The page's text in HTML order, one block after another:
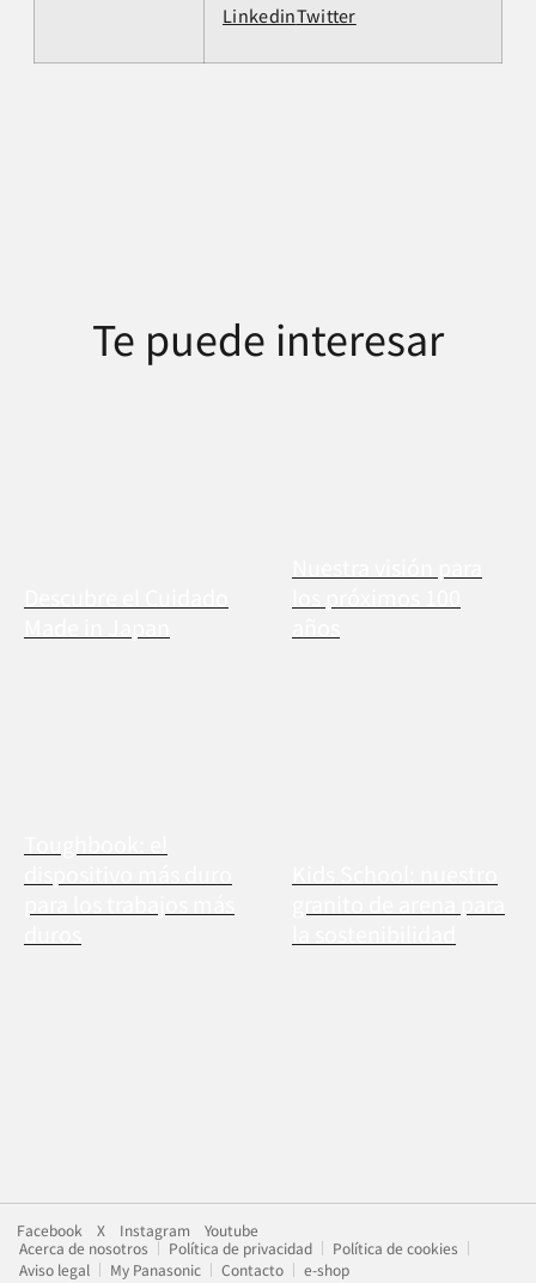
LinkedinTwitter
Te puede interesar
Facebook X Instagram
Youtube
Acerca de nosotros
Política de privacidad
Política de cookies
Aviso legal
My Panasonic Contacto e-shop